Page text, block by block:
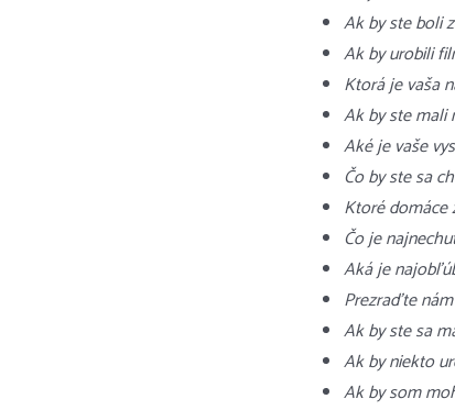
Ak by ste boli
Ak by urobili
Ktorá je vaša
Ak by ste mali
Aké je vaše
Čo by ste sa
Ktoré domáce
Čo je
Aká je
Prezraďte
Ak by ste sa
Ak by niekto
Ak by som